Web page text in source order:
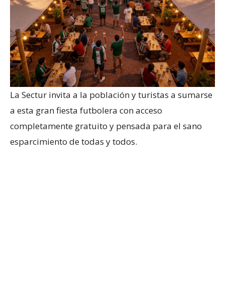
La Sectur invita a la población y turistas a sumarse
a esta gran fiesta futbolera con acceso
completamente gratuito y pensada para el sano
esparcimiento de todas y todos.